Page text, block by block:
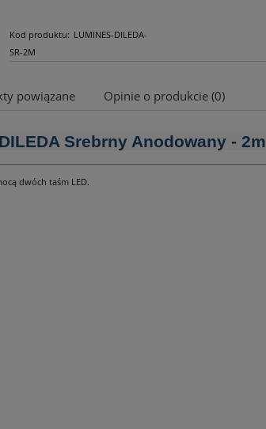
Kod produktu: LUMINES-DILEDA-
SR-2M
ewentualnych kosztów
powiązane Opinie o produkcie (0)
Srebrny Anodowany - 2m
dwóch taśm LED.